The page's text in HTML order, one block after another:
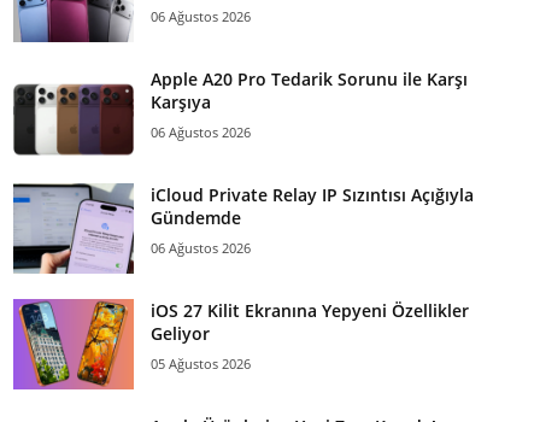
06 Ağustos 2026
Apple A20 Pro Tedarik Sorunu ile Karşı
Karşıya
06 Ağustos 2026
iCloud Private Relay IP Sızıntısı Açığıyla
Gündemde
06 Ağustos 2026
iOS 27 Kilit Ekranına Yepyeni Özellikler
Geliyor
05 Ağustos 2026